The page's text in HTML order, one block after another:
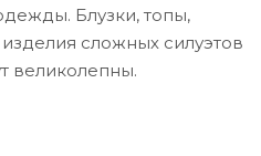
Блузки, топы,
сложных силуэтов
великолепны.